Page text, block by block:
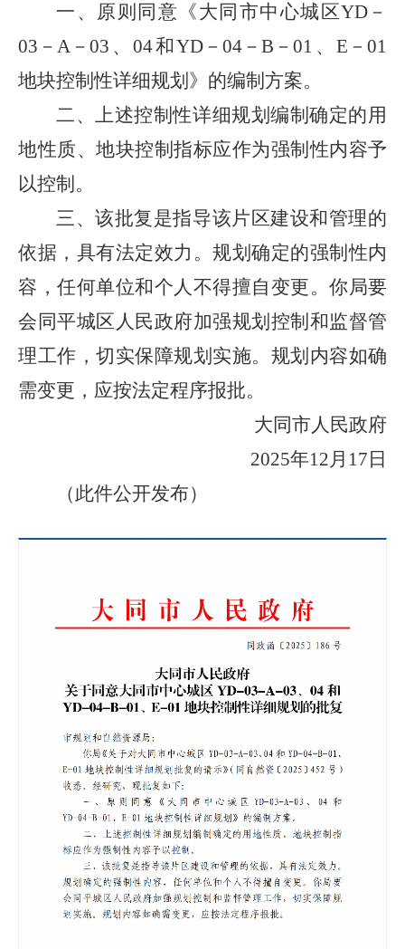
一、原则同意《大同市中心城区YD－
03－A－03、04和YD－04－B－01、E－01
地块控制性详细规划》的编制方案。
二、上述控制性详细规划编制确定的用
地性质、地块控制指标应作为强制性内容予
以控制。
三、该批复是指导该片区建设和管理的
依据，具有法定效力。规划确定的强制性内
容，任何单位和个人不得擅自变更。你局要
会同平城区人民政府加强规划控制和监督管
理工作，切实保障规划实施。规划内容如确
需变更，应按法定程序报批。
大同市人民政府
2025年12月17日
（此件公开发布）